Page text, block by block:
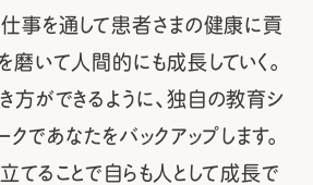
事を通して患者さまの健康に貢
磨いて人間的にも成長していく。
方ができるように、独自の教育シ
クであなたをバックアップします。
てることで自らも人として成長で